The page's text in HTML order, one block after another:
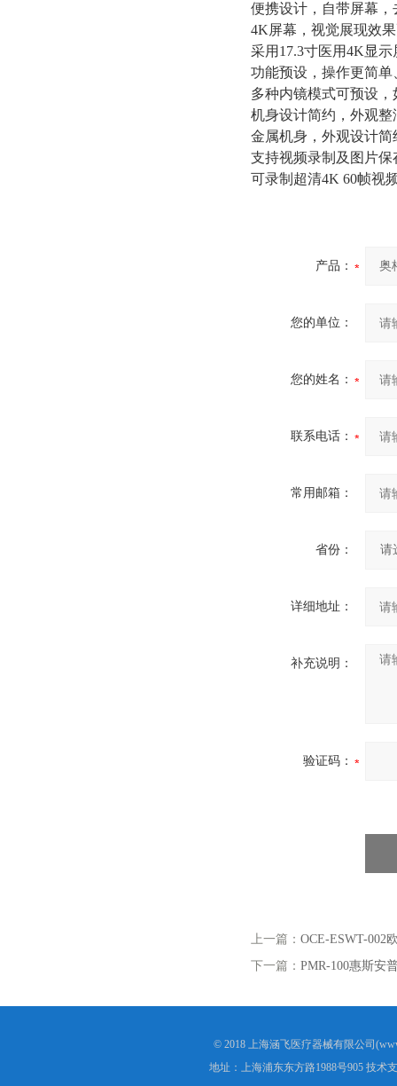
便携设计，自带屏幕
4K屏幕，视觉展现效
采用17.3寸医用4K显
功能预设，操作更简单
多种内镜模式可预设
机身设计简约，外观整
金属机身，外观设计
支持视频录制及图片保
可录制超清4K 60帧视
产品：
您的单位：
您的姓名：
联系电话：
常用邮箱：
省份：
详细地址：
补充说明：
验证码：
上一篇： OCE-ESWT-002
下一篇： PMR-100惠斯安
© 2018 上海涵飞医疗器械有限公司
地址：上海浦东东方路1988号905 技术